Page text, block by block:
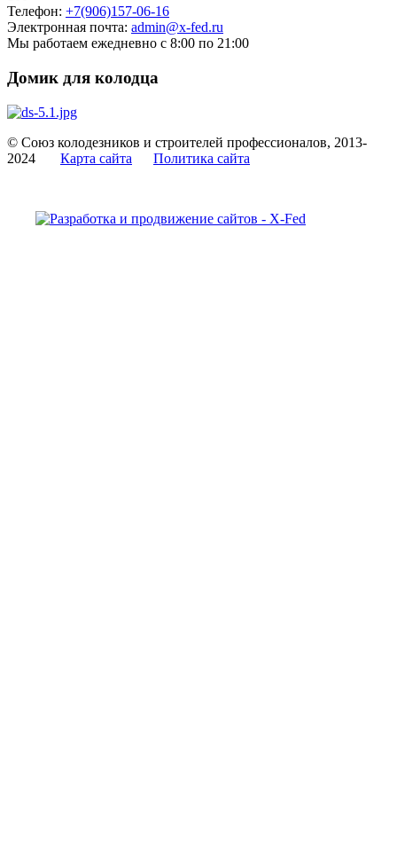
Телефон: +7(906)157-06-16
Электронная почта: admin@x-fed.ru
Мы работаем ежедневно с 8:00 по 21:00
Домик для колодца
© Союз колодезников и строителей профессионалов, 2013-
2024 Карта сайта Политика сайта